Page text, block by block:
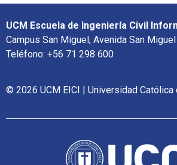
UCM Escuela de Ingeniería Civil
Campus San Miguel, Avenida San Miguel
Teléfono: +56 71 298 600
© 2026 UCM EICI | Universidad Católica